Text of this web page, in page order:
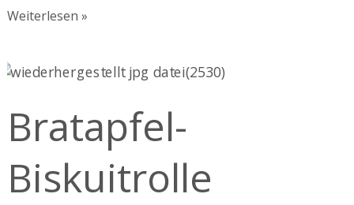
Weiterlesen »
Bratapfel-
Biskuitrolle
Bratapfel-